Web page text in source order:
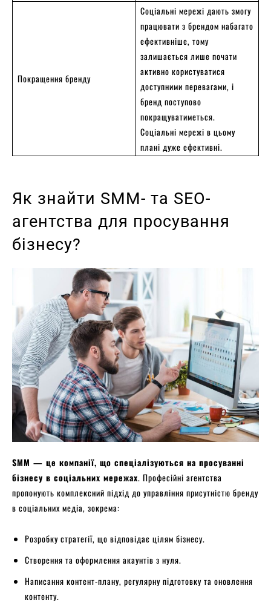
Покращення бренду
Соціальні мережі дають змогу
працювати з брендом набагато
ефективніше, тому
залишається лише почати
активно користуватися
доступними перевагами, і
бренд поступово
покращуватиметься.
Соціальні мережі в цьому
плані дуже ефективні.
Як знайти SMM- та SEO-
агентства для просування
бізнесу?
SMM — це компанії, що спеціалізуються на просуванні
бізнесу в соціальних мережах. Професійні агентства
пропонують комплексний підхід до управління присутністю бренду
в соціальних медіа, зокрема:
Розробку стратегії, що відповідає цілям бізнесу.
Створення та оформлення акаунтів з нуля.
Написання контент-плану, регулярну підготовку та оновлення
контенту.